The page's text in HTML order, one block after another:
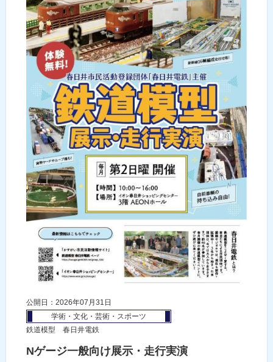
公開日：2026年07月31日
学術・文化・芸術・スポーツ
鉄道模型 春日井電鉄
Nゲージ一般向け展示・走行実演